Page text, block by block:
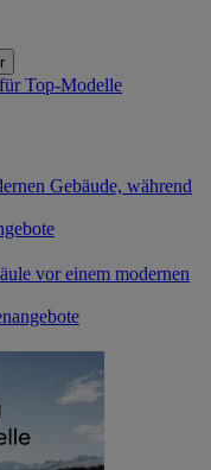
Top-Modelle